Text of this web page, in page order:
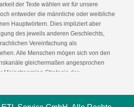
der Texte wählen wir für unsere
entweder die männliche oder weibliche
Hauptwörtern. Dies impliziert aber
des jeweils anderen Geschlechts,
Vereinfachung als
Alle Menschen mögen sich von den
gleichermaßen angesprochen
Mainstreaming-Strategie der